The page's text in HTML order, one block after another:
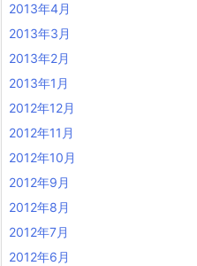
2013年4月
2013年3月
2013年2月
2013年1月
2012年12月
2012年11月
2012年10月
2012年9月
2012年8月
2012年7月
2012年6月